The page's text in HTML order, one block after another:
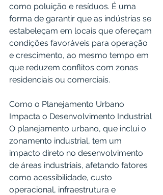
como poluição e resíduos. É uma
forma de garantir que as indústrias se
estabeleçam em locais que ofereçam
condições favoráveis para operação
e crescimento, ao mesmo tempo em
que reduzem conflitos com zonas
residenciais ou comerciais.
Como o Planejamento Urbano
Impacta o Desenvolvimento Industrial
O planejamento urbano, que inclui o
zonamento industrial, tem um
impacto direto no desenvolvimento
de áreas industriais, afetando fatores
como acessibilidade, custo
operacional, infraestrutura e